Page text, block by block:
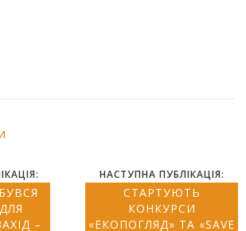
–
НАСТУПНА ПУБЛІКАЦІЯ:
СТАРТУЮТЬ
КОНКУРСИ
«ЕКОПОГЛЯД» ТА «SAVE